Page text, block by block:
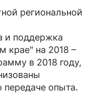
региональной
и поддержка
крае" на 2018 –
в 2018 году,
передаче опыта.